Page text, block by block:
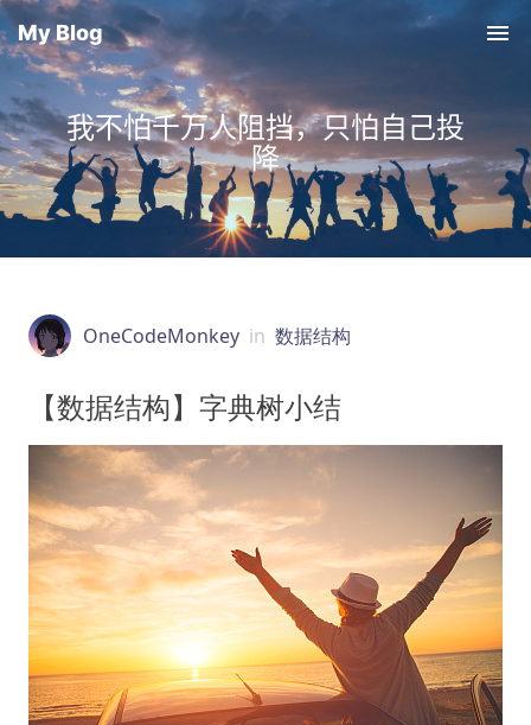
My Blog
我不怕千万人阻挡，只怕自己投
降
OneCodeMonkey in 数据结构
【数据结构】字典树小结